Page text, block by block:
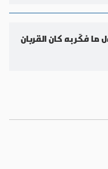
فكّر به كان القربان